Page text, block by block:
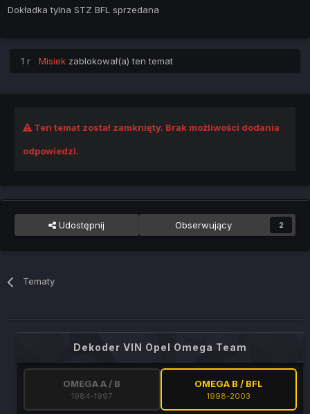
Dokładka tylna STZ BFL sprzedana
1 r Misiek zablokował(a) ten temat
Ten temat został zamknięty. Brak możliwości dodania
odpowiedzi.
Udostępnij Obserwujący 2
Tematy
Dekoder VIN Opel Omega Team
OMEGA A / B
1984-1997
OMEGA B / BFL
1998-2003